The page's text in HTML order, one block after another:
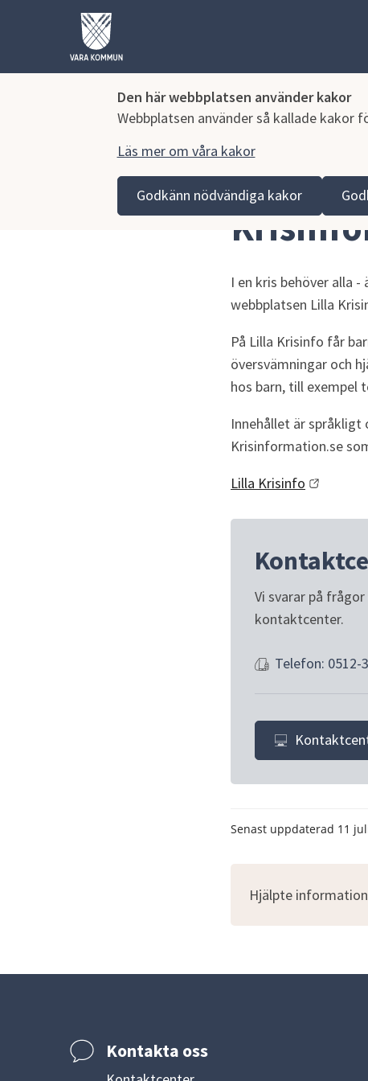
Den här webbplatsen använder kakor
Webbplatsen använder så kallade kakor
Läs mer om våra kakor
Godkänn nödvändiga kakor
Vara kommun Kris och beredskap
I en kris behöver alla
webbplatsen Lilla
På Lilla Krisinfo får
översvämningar och
hos barn, till exempel
Innehållet är språkligt
Krisinformation.se
Lilla Krisinfo
Vi svarar på
kontaktcenter.
Telefon: 0512-
Senast uppdaterad 11
Hjälpte
Kontakta oss